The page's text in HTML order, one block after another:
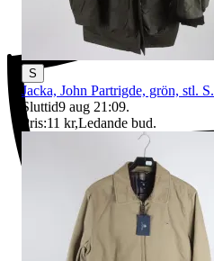
S
Jacka, John Partrigde, grön, stl. S.
Sluttid9 aug 21:09.
Pris:11 kr,Ledande bud.